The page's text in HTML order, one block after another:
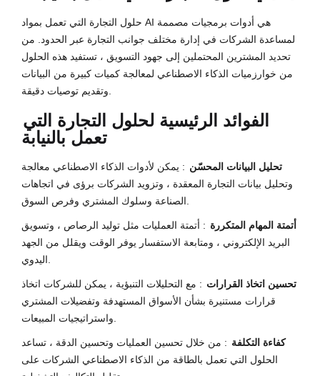
حلول التجارة التي تعمل بمواد AI هي أدوات برمجيات مصممة
لمساعدة الشركات في إدارة مختلف جوانب التجارة عبر الحدود. من
تحديد المشترين المحتملين إلى جهود التسويق ، تستفيد هذه الحلول
من خوارزميات الذكاء الاصطناعي لمعالجة كميات كبيرة من البيانات
وتقديم توصيات دقيقة.
الفوائد الرئيسية لحلول التجارة التي
تعمل بالنيابة
تحليل البيانات المحسّن : يمكن لأدوات الذكاء الاصطناعي معالجة
وتحليل بيانات التجارة المعقدة ، وتزويد الشركات برؤى في اتجاهات
الصناعة وسلوك المشتري وفرص السوق.
أتمتة المهام المتكررة : أتمتة العمليات مثل توليد الرصاص ، وتسويق
البريد الإلكتروني ، ومتابعة الاستفسار يوفر الوقت ويقلل من الجهد
اليدوي.
تحسين اتخاذ القرارات : مع التحليلات التنبؤية ، يمكن للشركات اتخاذ
قرارات مستنيرة بشأن الأسواق المستهدفة وتفضيلات المشتري
واستراتيجيات المبيعات.
كفاءة التكلفة : من خلال تحسين العمليات وتحسين الدقة ، تساعد
الحلول التي تعمل بالطاقة من الذكاء الاصطناعي الشركات على